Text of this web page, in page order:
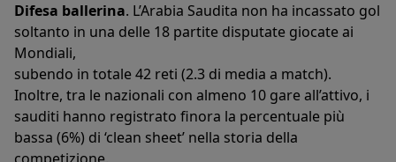
Difesa ballerina. L’Arabia Saudita non ha incassato gol
soltanto in una delle 18 partite disputate giocate ai
Mondiali,
subendo in totale 42 reti (2.3 di media a match).
Inoltre, tra le nazionali con almeno 10 gare all’attivo, i
sauditi hanno registrato finora la percentuale più
bassa (6%) di ‘clean sheet’ nella storia della